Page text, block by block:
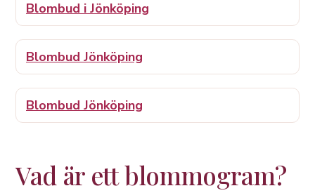
Blombud i Jönköping
Blombud Jönköping
Blombud Jönköping
Vad är ett blommogram?